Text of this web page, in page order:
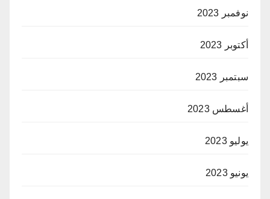
نوفمبر 2023
أكتوبر 2023
سبتمبر 2023
أغسطس 2023
يوليو 2023
يونيو 2023